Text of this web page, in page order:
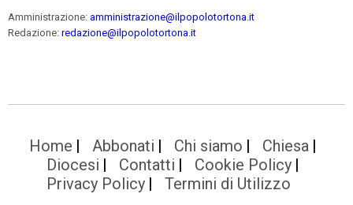
Amministrazione: amministrazione@ilpopolotortona.it
Redazione: redazione@ilpopolotortona.it
Home Abbonati Chi siamo
Chiesa
Diocesi
Contatti
Cookie Policy
Privacy Policy
Termini di Utilizzo